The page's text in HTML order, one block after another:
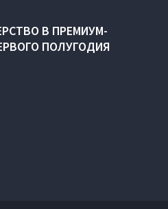
В ПРЕМИУМ-
ПОЛУГОДИЯ